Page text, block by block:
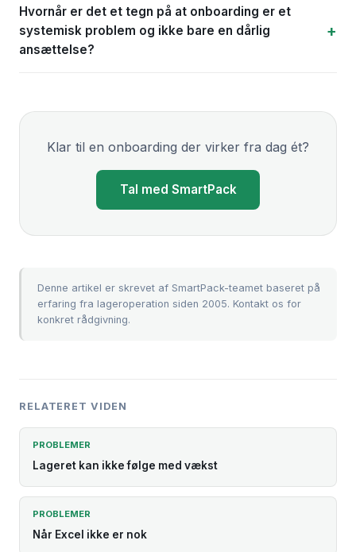
Hvornår er det et tegn på at onboarding er et
systemisk problem og ikke bare en dårlig
ansættelse?
Klar til en onboarding der virker fra dag ét?
Tal med SmartPack
Denne artikel er skrevet af SmartPack-teamet baseret på
erfaring fra lageroperation siden 2005. Kontakt os for
konkret rådgivning.
RELATERET VIDEN
PROBLEMER
Lageret kan ikke følge med vækst
PROBLEMER
Når Excel ikke er nok